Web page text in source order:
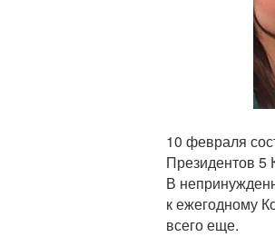
10 февраля
Президентов
В
к ежегодному
всего еще.